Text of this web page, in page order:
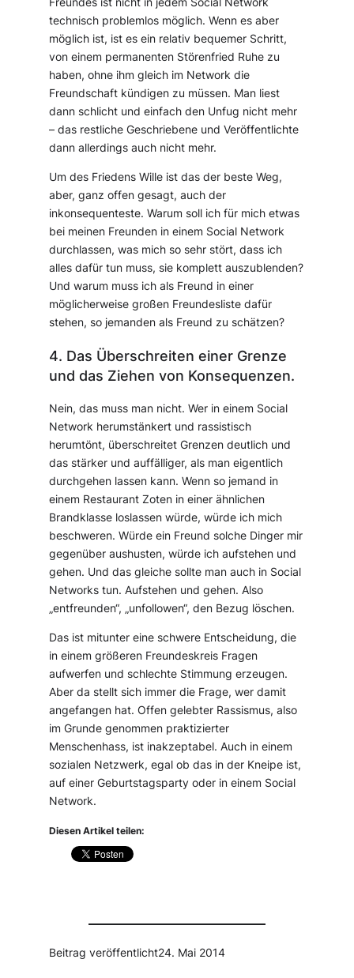
Freundes ist nicht in jedem Social Network
technisch problemlos möglich. Wenn es aber
möglich ist, ist es ein relativ bequemer Schritt,
von einem permanenten Störenfried Ruhe zu
haben, ohne ihm gleich im Network die
Freundschaft kündigen zu müssen. Man liest
dann schlicht und einfach den Unfug nicht mehr
– das restliche Geschriebene und Veröffentlichte
dann allerdings auch nicht mehr.
Um des Friedens Wille ist das der beste Weg,
aber, ganz offen gesagt, auch der
inkonsequenteste. Warum soll ich für mich etwas
bei meinen Freunden in einem Social Network
durchlassen, was mich so sehr stört, dass ich
alles dafür tun muss, sie komplett auszublenden?
Und warum muss ich als Freund in einer
möglicherweise großen Freundesliste dafür
stehen, so jemanden als Freund zu schätzen?
4. Das Überschreiten einer Grenze
und das Ziehen von Konsequenzen.
Nein, das muss man nicht. Wer in einem Social
Network herumstänkert und rassistisch
herumtönt, überschreitet Grenzen deutlich und
das stärker und auffälliger, als man eigentlich
durchgehen lassen kann. Wenn so jemand in
einem Restaurant Zoten in einer ähnlichen
Brandklasse loslassen würde, würde ich mich
beschweren. Würde ein Freund solche Dinger mir
gegenüber aushusten, würde ich aufstehen und
gehen. Und das gleiche sollte man auch in Social
Networks tun. Aufstehen und gehen. Also
„entfreunden“, „unfollowen“, den Bezug löschen.
Das ist mitunter eine schwere Entscheidung, die
in einem größeren Freundeskreis Fragen
aufwerfen und schlechte Stimmung erzeugen.
Aber da stellt sich immer die Frage, wer damit
angefangen hat. Offen gelebter Rassismus, also
im Grunde genommen praktizierter
Menschenhass, ist inakzeptabel. Auch in einem
sozialen Netzwerk, egal ob das in der Kneipe ist,
auf einer Geburtstagsparty oder in einem Social
Network.
Diesen Artikel teilen:
Beitrag veröffentlicht24. Mai 2014